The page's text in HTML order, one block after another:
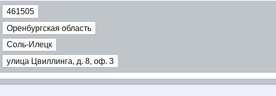
461505
Оренбургская область
Соль-Илецк
улица Цвиллинга, д. 8, оф. 3